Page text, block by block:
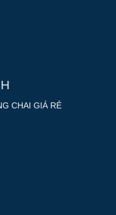
CHAI GIÁ RẺ